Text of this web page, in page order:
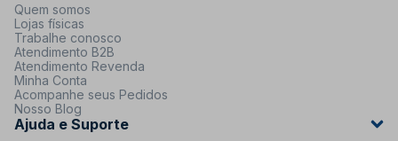
Quem somos
Lojas físicas
Trabalhe conosco
Atendimento B2B
Atendimento Revenda
Minha Conta
Acompanhe seus Pedidos
Nosso Blog
Ajuda e Suporte